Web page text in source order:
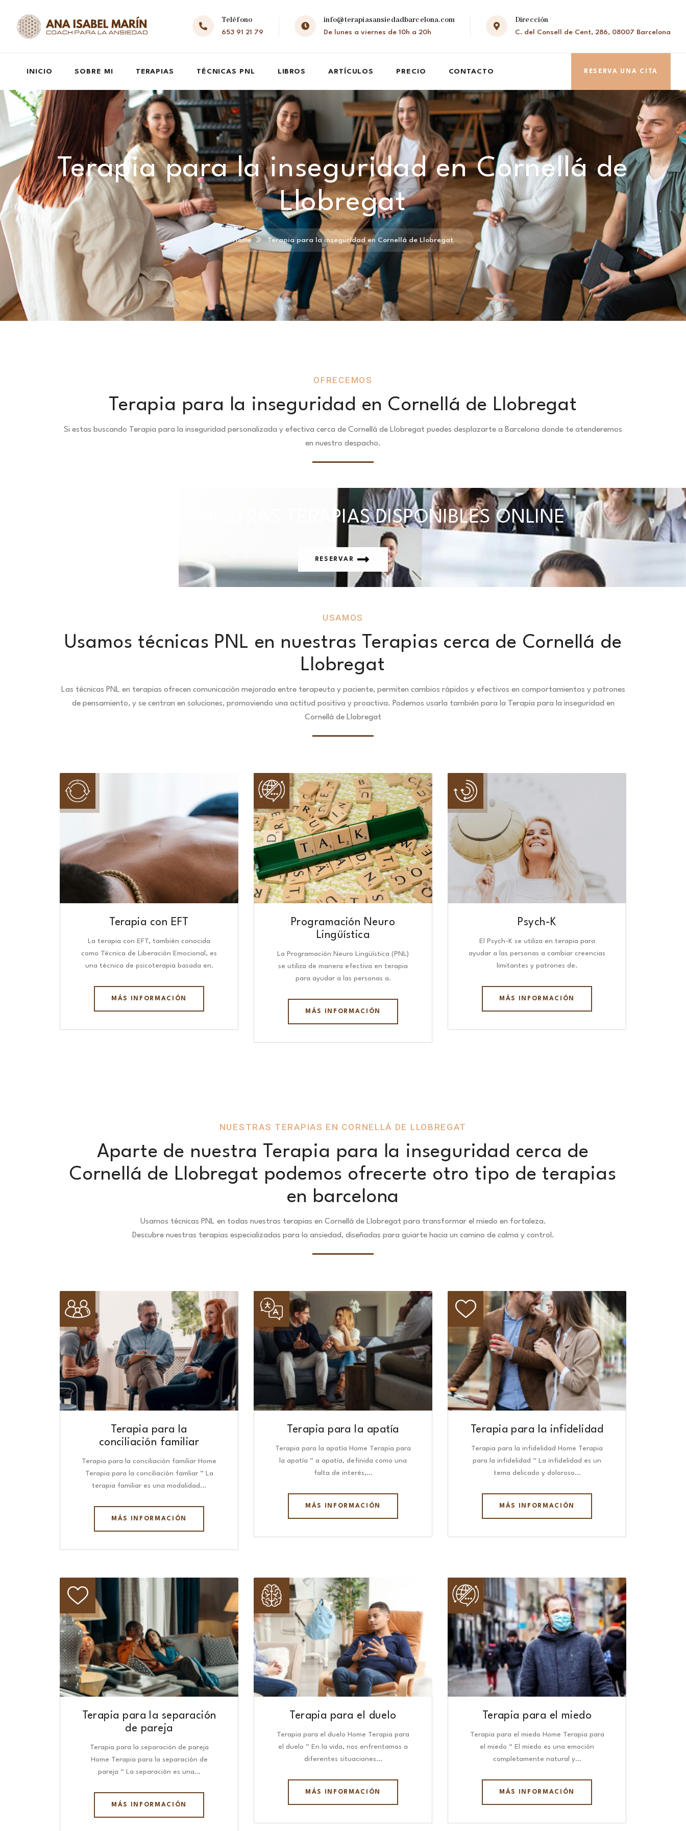
Teléfono
653 91 21 79
info@terapiasansiedadbarcelona.com
De lunes a viernes de 10h a 20h
Dirección
C. del Consell de Cent, 286, 08007 Barcelona
INICIO SOBRE MI TERAPIAS TÉCNICAS PNL LIBROS ARTÍCULOS PRECIO CONTACTO RESERVA UNA CITA
Terapia para la inseguridad en Cornellá de
Llobregat
Home Terapia para la inseguridad en Cornellá de Llobregat
OFRECEMOS
Terapia para la inseguridad en Cornellá de Llobregat
Si estas buscando Terapia para la inseguridad personalizada y efectiva cerca de Cornellá de Llobregat puedes desplazarte a Barcelona donde te atenderemos
en nuestro despacho.
TODAS NUESTRAS TERAPIAS DISPONIBLES ONLINE
RESERVAR
USAMOS
Usamos técnicas PNL en nuestras Terapias cerca de Cornellá de
Llobregat
Las técnicas PNL en terapias ofrecen comunicación mejorada entre terapeuta y paciente, permiten cambios rápidos y efectivos en comportamientos y patrones
de pensamiento, y se centran en soluciones, promoviendo una actitud positiva y proactiva. Podemos usarla también para la Terapia para la inseguridad en
Cornellá de Llobregat
Terapia con EFT
La terapia con EFT, también conocida
como Técnica de Liberación Emocional, es
una técnica de psicoterapia basada en.
MÁS INFORMACIÓN
Programación Neuro
Lingüística​
La Programación Neuro Lingüística (PNL)
se utiliza de manera efectiva en terapia
para ayudar a las personas a.
MÁS INFORMACIÓN
Psych-K
El Psych-K se utiliza en terapia para
ayudar a las personas a cambiar creencias
limitantes y patrones de.
MÁS INFORMACIÓN
NUESTRAS TERAPIAS EN CORNELLÁ DE LLOBREGAT
Aparte de nuestra Terapia para la inseguridad cerca de
Cornellá de Llobregat podemos ofrecerte otro tipo de terapias
en barcelona
Usamos técnicas PNL en todas nuestras terapias en Cornellá de Llobregat para transformar el miedo en fortaleza.
Descubre nuestras terapias especializadas para la ansiedad, diseñadas para guiarte hacia un camino de calma y control.
Terapia para la
conciliación familiar
Terapia para la conciliación familiar Home
Terapia para la conciliación famliar “ La
terapia familiar es una modalidad…
MÁS INFORMACIÓN
Terapia para la apatía
Terapia para la apatía Home Terapia para
la apatía “ a apatía, definida como una
falta de interés,…
MÁS INFORMACIÓN
Terapia para la infidelidad
Terapia para la infidelidad Home Terapia
para la infidelidad “ La infidelidad es un
tema delicado y doloroso…
MÁS INFORMACIÓN
Terapia para la separación
de pareja
Terapia para la separación de pareja
Home Terapia para la separación de
pareja “ La separación es una…
MÁS INFORMACIÓN
Terapia para el duelo
Terapia para el duelo Home Terapia para
el duelo “ En la vida, nos enfrentamos a
diferentes situaciones…
MÁS INFORMACIÓN
Terapia para el miedo
Terapia para el miedo Home Terapia para
el miedo “ El miedo es una emoción
completamente natural y…
MÁS INFORMACIÓN